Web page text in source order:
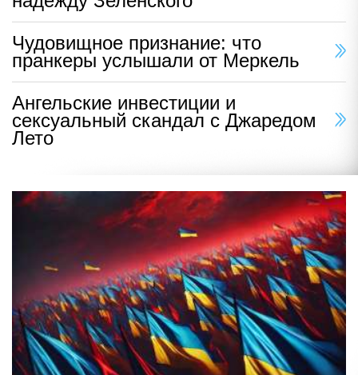
Чудовищное признание: что
пранкеры услышали от Меркель
Ангельские инвестиции и
сексуальный скандал с Джаредом
Лето